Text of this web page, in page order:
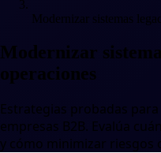
Modernizar sistemas
Modernizar
operaciones
Estrategias probadas
empresas B2B. Evalúa
y cómo minimizar riesgos